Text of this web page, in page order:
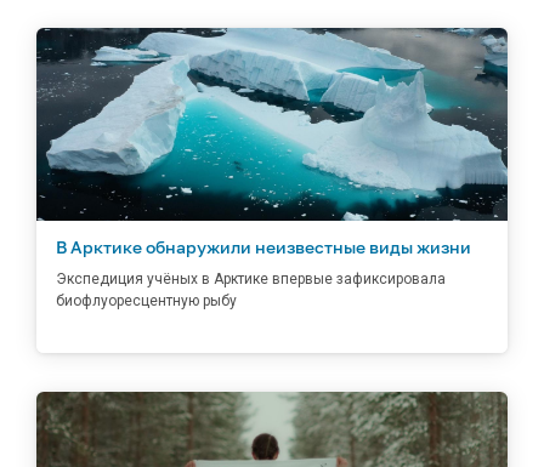
В Арктике обнаружили неизвестные виды жизни
Экспедиция учёных в Арктике впервые зафиксировала
биофлуоресцентную рыбу